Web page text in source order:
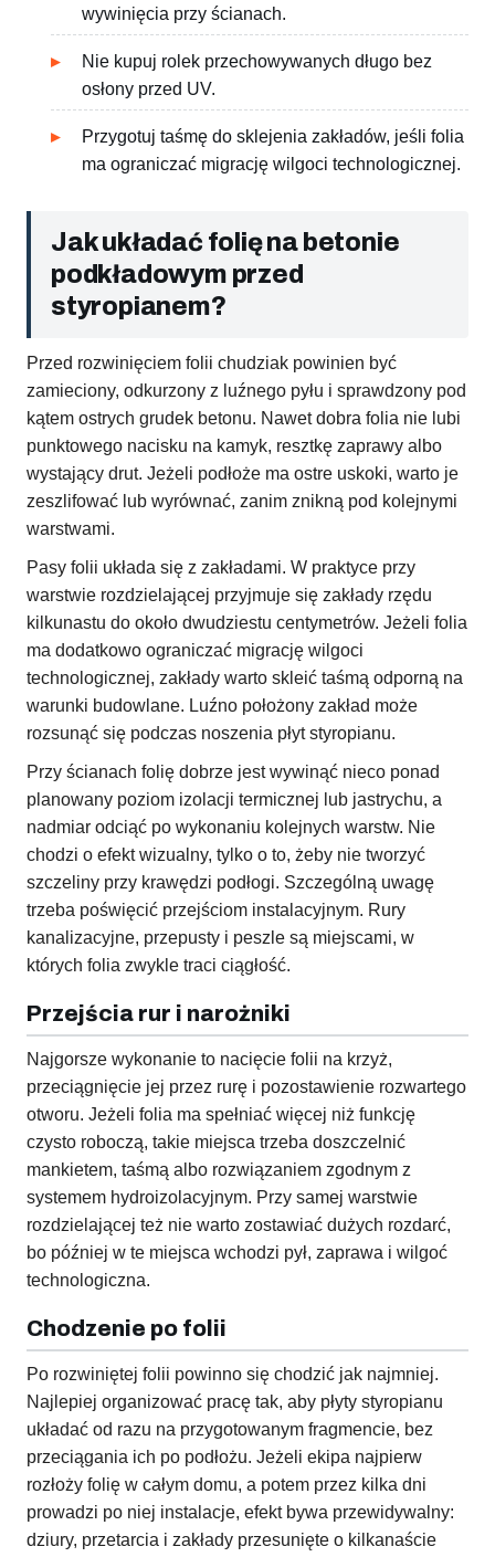
wywinięcia przy ścianach.
Nie kupuj rolek przechowywanych długo bez
osłony przed UV.
Przygotuj taśmę do sklejenia zakładów, jeśli folia
ma ograniczać migrację wilgoci technologicznej.
Jak układać folię na betonie
podkładowym przed
styropianem?
Przed rozwinięciem folii chudziak powinien być
zamieciony, odkurzony z luźnego pyłu i sprawdzony pod
kątem ostrych grudek betonu. Nawet dobra folia nie lubi
punktowego nacisku na kamyk, resztkę zaprawy albo
wystający drut. Jeżeli podłoże ma ostre uskoki, warto je
zeszlifować lub wyrównać, zanim znikną pod kolejnymi
warstwami.
Pasy folii układa się z zakładami. W praktyce przy
warstwie rozdzielającej przyjmuje się zakłady rzędu
kilkunastu do około dwudziestu centymetrów. Jeżeli folia
ma dodatkowo ograniczać migrację wilgoci
technologicznej, zakłady warto skleić taśmą odporną na
warunki budowlane. Luźno położony zakład może
rozsunąć się podczas noszenia płyt styropianu.
Przy ścianach folię dobrze jest wywinąć nieco ponad
planowany poziom izolacji termicznej lub jastrychu, a
nadmiar odciąć po wykonaniu kolejnych warstw. Nie
chodzi o efekt wizualny, tylko o to, żeby nie tworzyć
szczeliny przy krawędzi podłogi. Szczególną uwagę
trzeba poświęcić przejściom instalacyjnym. Rury
kanalizacyjne, przepusty i peszle są miejscami, w
których folia zwykle traci ciągłość.
Przejścia rur i narożniki
Najgorsze wykonanie to nacięcie folii na krzyż,
przeciągnięcie jej przez rurę i pozostawienie rozwartego
otworu. Jeżeli folia ma spełniać więcej niż funkcję
czysto roboczą, takie miejsca trzeba doszczelnić
mankietem, taśmą albo rozwiązaniem zgodnym z
systemem hydroizolacyjnym. Przy samej warstwie
rozdzielającej też nie warto zostawiać dużych rozdarć,
bo później w te miejsca wchodzi pył, zaprawa i wilgoć
technologiczna.
Chodzenie po folii
Po rozwiniętej folii powinno się chodzić jak najmniej.
Najlepiej organizować pracę tak, aby płyty styropianu
układać od razu na przygotowanym fragmencie, bez
przeciągania ich po podłożu. Jeżeli ekipa najpierw
rozłoży folię w całym domu, a potem przez kilka dni
prowadzi po niej instalacje, efekt bywa przewidywalny:
dziury, przetarcia i zakłady przesunięte o kilkanaście